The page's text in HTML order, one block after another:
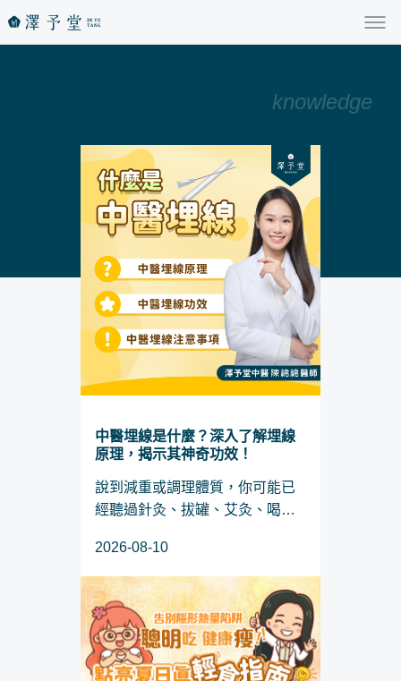
knowledge
中醫埋線是什麼？深入了解埋線
原理，揭示其神奇功效！
說到減重或調理體質，你可能已
經聽過針灸、拔罐、艾灸、喝中
醫埋線 」，你真的搞懂它是什麼
嗎？有些人形容它是「針灸的升
級版」，也有人說它是「讓你躺
著就能...
2026-08-10